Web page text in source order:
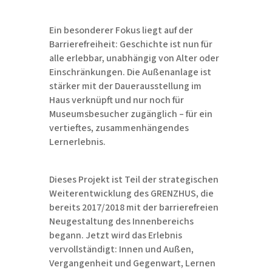
Ein besonderer Fokus liegt auf der
Barrierefreiheit: Geschichte ist nun für
alle erlebbar, unabhängig von Alter oder
Einschränkungen. Die Außenanlage ist
stärker mit der Dauerausstellung im
Haus verknüpft und nur noch für
Museumsbesucher zugänglich – für ein
vertieftes, zusammenhängendes
Lernerlebnis.
Dieses Projekt ist Teil der strategischen
Weiterentwicklung des GRENZHUS, die
bereits 2017/2018 mit der barrierefreien
Neugestaltung des Innenbereichs
begann. Jetzt wird das Erlebnis
vervollständigt: Innen und Außen,
Vergangenheit und Gegenwart, Lernen